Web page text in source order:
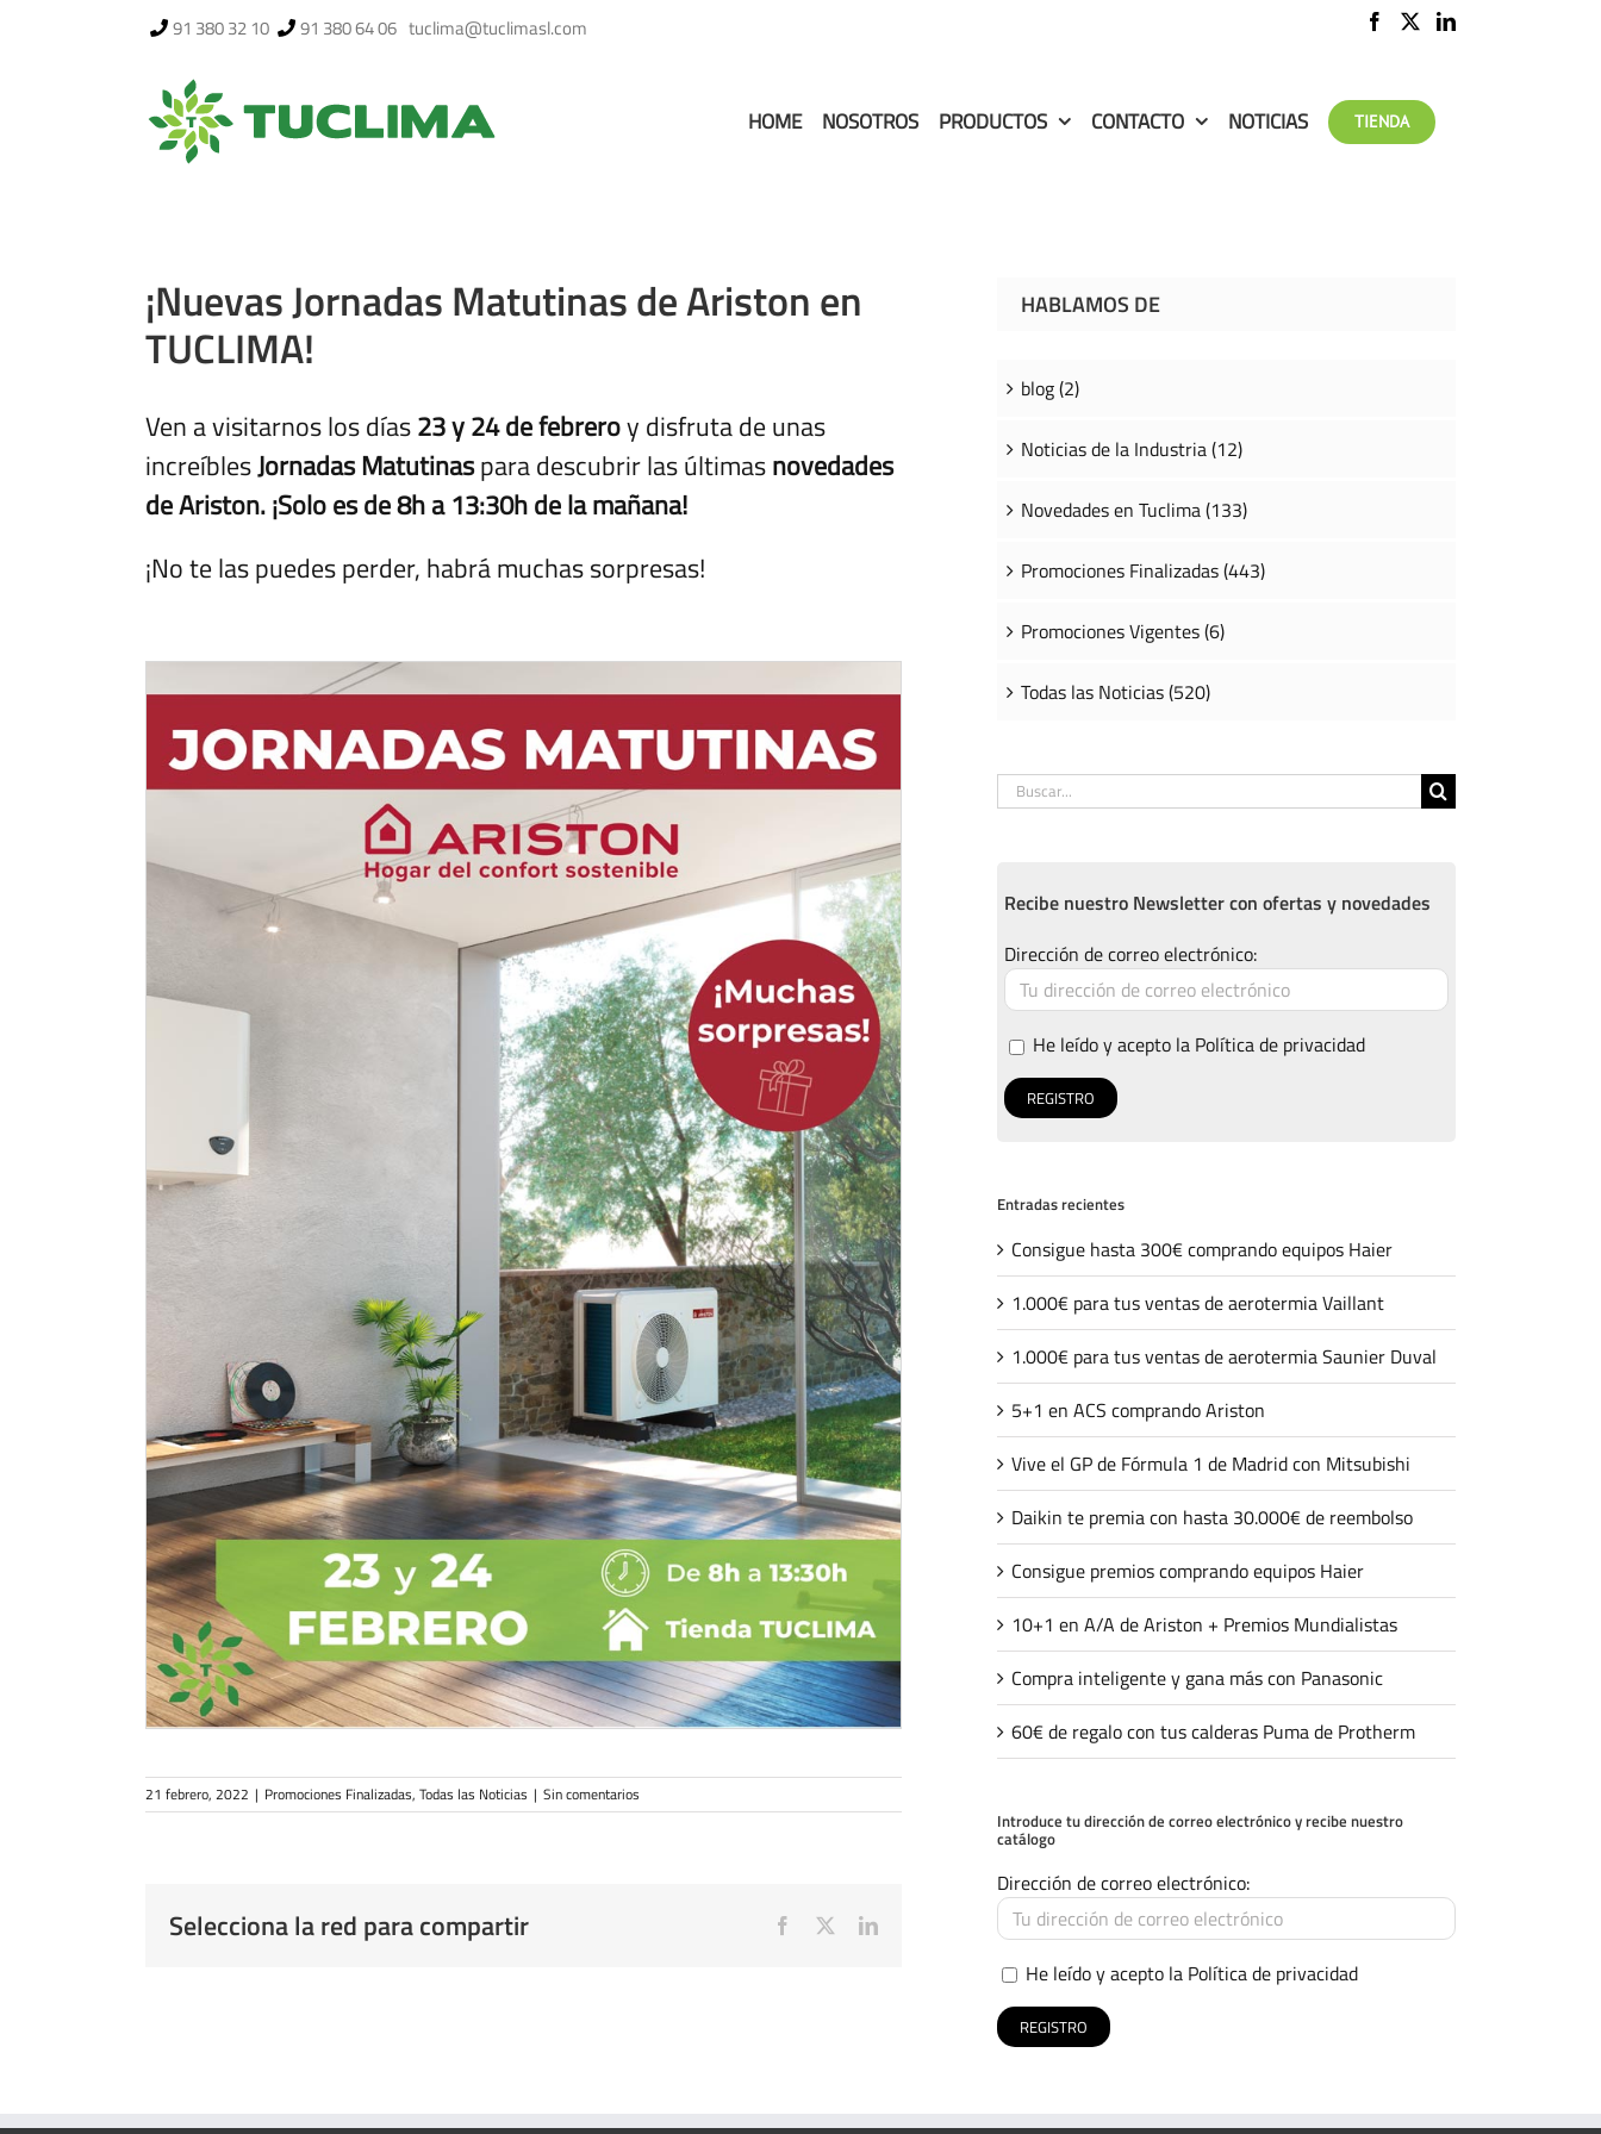
91 380 32 10 91 380 64 06 tuclima@tuclimasl.com
HOME NOSOTROS PRODUCTOS CONTACTO NOTICIAS TIENDA
¡Nuevas Jornadas Matutinas de Ariston en
TUCLIMA!
Ven a visitarnos los días23 y 24 de febreroy disfruta de unas
increíblesJornadas Matutinaspara descubrir las últimasnovedades
de Ariston. ¡Solo es de 8h a 13:30h de la mañana!
¡No te las puedes perder, habrá muchas sorpresas!
21 febrero, 2022 | Promociones Finalizadas, Todas las Noticias | Sin comentarios
Selecciona la red para compartir Facebook LinkedIn
HABLAMOS DE
blog (2)
Noticias de la Industria (12)
Novedades en Tuclima (133)
Promociones Finalizadas (443)
Promociones Vigentes (6)
Todas las Noticias (520)
Buscar:
Recibe nuestro Newsletter con ofertas y novedades
Dirección de correo electrónico:
He leído y acepto la Política de privacidad
Entradas recientes
Consigue hasta 300€ comprando equipos Haier
1.000€ para tus ventas de aerotermia Vaillant
1.000€ para tus ventas de aerotermia Saunier Duval
5+1 en ACS comprando Ariston
Vive el GP de Fórmula 1 de Madrid con Mitsubishi
Daikin te premia con hasta 30.000€ de reembolso
Consigue premios comprando equipos Haier
10+1 en A/A de Ariston + Premios Mundialistas
Compra inteligente y gana más con Panasonic
60€ de regalo con tus calderas Puma de Protherm
Introduce tu dirección de correo electrónico y recibe nuestro
catálogo
Dirección de correo electrónico:
He leído y acepto la Política de privacidad